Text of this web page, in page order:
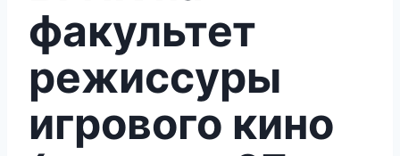
факультет
режиссуры
игрового кино